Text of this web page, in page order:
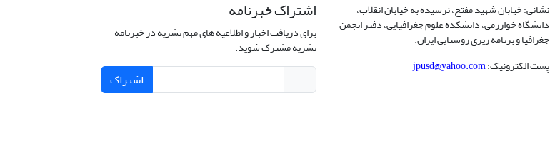
نشانی: خیابان شهید مفتح، نرسیده به خیابان انقلاب،
دانشگاه خوارزمی، دانشکده علوم جغرافیایی، دفتر انجمن
جغرافیا و برنامه ریزی روستایی ایران.
پست الکترونیک:jpusd@yahoo.com
اشتراک خبرنامه
برای دریافت اخبار و اطلاعیه های مهم نشریه در خبرنامه
نشریه مشترک شوید.
اشتراک